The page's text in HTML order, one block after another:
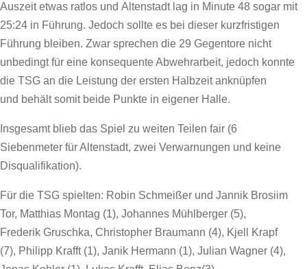
Auszeit etwas ratlos und Altenstadt lag in Minute 48 sogar mit
25:24 in Führung. Jedoch sollte es bei dieser kurzfristigen
Führung bleiben. Zwar sprechen die 29 Gegentore nicht
unbedingt für eine konsequente Abwehrarbeit, jedoch konnte
die TSG an die Leistung der ersten Halbzeit anknüpfen
und behält somit beide Punkte in eigener Halle.
Insgesamt blieb das Spiel zu weiten Teilen fair (6
Siebenmeter für Altenstadt, zwei Verwarnungen und keine
Disqualifikation).
Für die TSG spielten: Robin Schmeißer und Jannik Brosiim
Tor, Matthias Montag (1), Johannes Mühlberger (5),
Frederik Gruschka, Christopher Braumann (4), Kjell Krapf
(7), Philipp Krafft (1), Janik Hermann (1), Julian Wagner (4),